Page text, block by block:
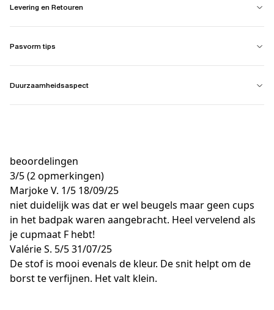
Levering en Retouren
Pasvorm tips
Duurzaamheidsaspect
beoordelingen
3/5(2 opmerkingen)
Marjoke V. 1/5 18/09/25
niet duidelijk was dat er wel beugels maar geen cups
in het badpak waren aangebracht. Heel vervelend als
je cupmaat F hebt!
Valérie S. 5/531/07/25
De stof is mooi evenals de kleur. De snit helpt om de
borst te verfijnen. Het valt klein.